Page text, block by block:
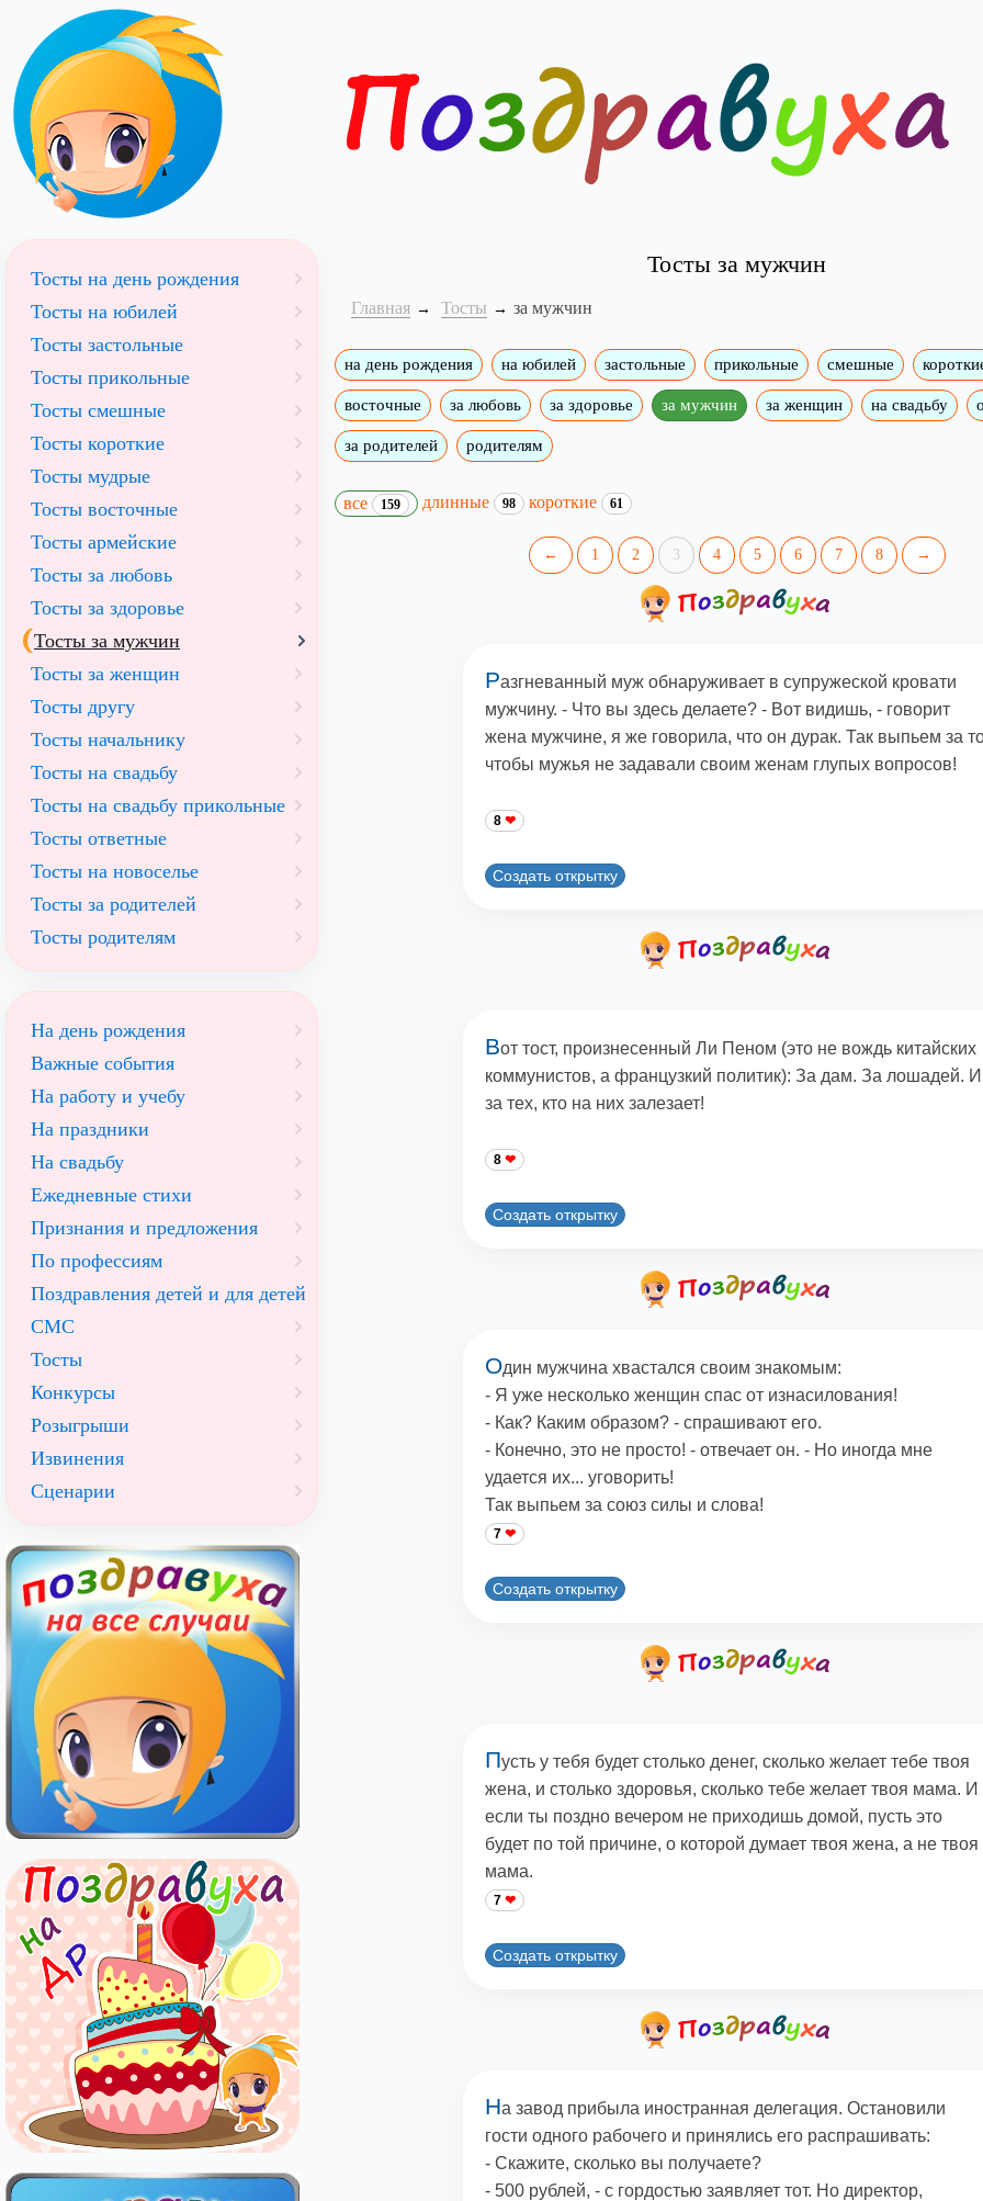
Тосты за мужчин
Главная Тосты за мужчин
на день рождения на юбилей застольные прикольные смешные
восточные за любовь за здоровье за мужчин за женщин на свадьбу
за родителей родителям
все 159 длинные 98 короткие 61
← 1 2 3 4 5 6 7 8 →
Разгневанный муж обнаруживает в супружеской кровати
мужчину. - Что вы здесь делаете? - Вот видишь, - говорит
жена мужчине, я же говорила, что он дурак. Так выпьем за
чтобы мужья не задавали своим женам глупых вопросов!
8
Создать открытку
Вот тост, произнесенный Ли Пеном (это не вождь китайских
коммунистов, а французкий политик): За дам. За лошадей. И
за тех, кто на них залезает!
8
Создать открытку
Один мужчина хвастался своим знакомым:
- Я уже несколько женщин спас от изнасилования!
- Как? Каким обpазом? - спpашивают его.
- Конечно, это не пpосто! - отвечает он. - Hо иногда мне
удается их... уговоpить!
Так выпьем за союз силы и слова!
7
Создать открытку
Пусть у тебя будет столько денег, сколько желает тебе твоя
жена, и столько здоровья, сколько тебе желает твоя мама. И
если ты поздно вечером не приходишь домой, пусть это
будет по той причине, о которой думает твоя жена, а не твоя
мама.
7
Создать открытку
На завод прибыла иностранная делегация. Остановили
гости одного рабочего и принялись его распрашивать:
- Скажите, сколько вы получаете?
- 500 рублей, - с гордостью заявляет тот. Но директор,
Тосты на день рождения
Тосты на юбилей
Тосты застольные
Тосты прикольные
Тосты смешные
Тосты короткие
Тосты мудрые
Тосты восточные
Тосты армейские
Тосты за любовь
Тосты за здоровье
Тосты за мужчин
Тосты за женщин
Тосты другу
Тосты начальнику
Тосты на свадьбу
Тосты на свадьбу прикольные
Тосты ответные
Тосты на новоселье
Тосты за родителей
Тосты родителям
На день рождения
Важные события
На работу и учебу
На праздники
На свадьбу
Ежедневные стихи
Признания и предложения
По профессиям
Поздравления детей и для детей
СМС
Тосты
Конкурсы
Розыгрыши
Извинения
Сценарии